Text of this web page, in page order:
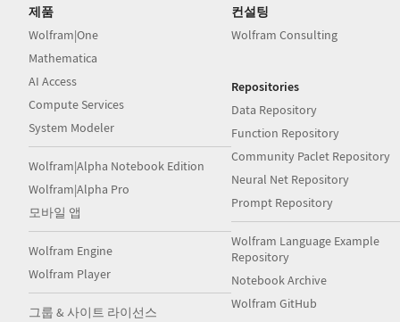
제품
Wolfram|One
Mathematica
AI Access
Compute Services
System Modeler
Wolfram|Alpha Notebook Edition
Wolfram|Alpha Pro
모바일 앱
Wolfram Engine
Wolfram Player
그룹 & 사이트 라이선스
컨설팅
Wolfram Consulting
Repositories
Data Repository
Function Repository
Community Paclet Repository
Neural Net Repository
Prompt Repository
Wolfram Language Example
Repository
Notebook Archive
Wolfram GitHub